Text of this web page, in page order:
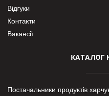
Відгуки
Контакти
Вакансії
КАТАЛОГ
Постачальники продуктів